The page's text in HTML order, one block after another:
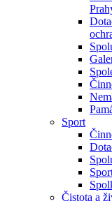
Sport
Čistota a